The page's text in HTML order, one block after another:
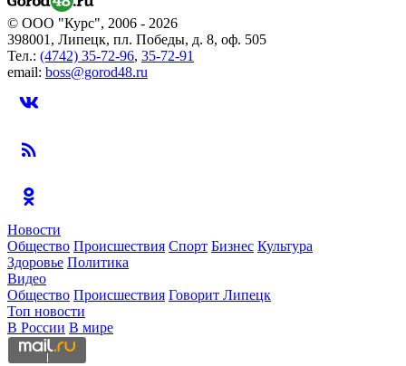
© ООО "Курс", 2006 - 2026
398001, Липецк, пл. Победы, д. 8, оф. 505
Тел.: (4742) 35-72-96, 35-72-91
email: boss@gorod48.ru
Новости
Общество Происшествия Спорт Бизнес Культура
Здоровье Политика
Видео
Общество Происшествия Говорит Липецк
Топ новости
В России В мире